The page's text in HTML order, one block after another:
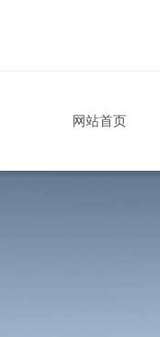
网站首页